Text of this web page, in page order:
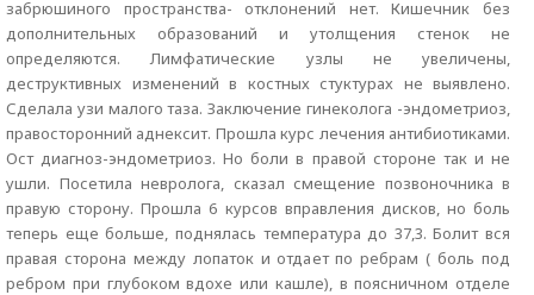
забрюшиного пространства- отклонений нет. Кишечник без
дополнительных образований и утолщения стенок не
определяются. Лимфатические узлы не увеличены,
деструктивных изменений в костных стуктурах не выявлено.
Сделала узи малого таза. Заключение гинеколога -эндометриоз,
правосторонний аднексит. Прошла курс лечения антибиотиками.
Ост диагноз-эндометриоз. Но боли в правой стороне так и не
ушли. Посетила невролога, сказал смещение позвоночника в
правую сторону. Прошла 6 курсов вправления дисков, но боль
теперь еще больше, поднялась температура до 37,3. Болит вся
правая сторона между лопаток и отдает по ребрам ( боль под
ребром при глубоком вдохе или кашле), в поясничном отделе